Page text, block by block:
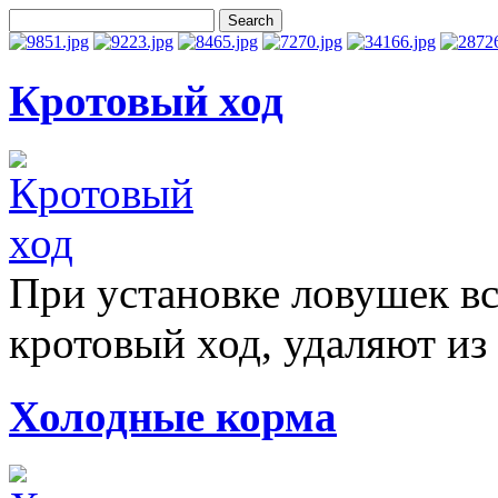
Кротовый ход
При установке ловушек
кротовый ход, удаляют
Холодные корма